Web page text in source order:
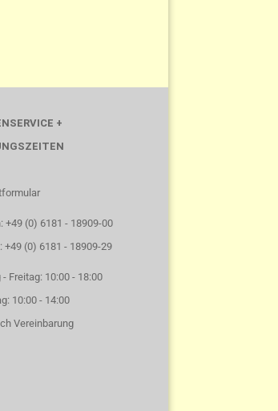
+
+49 (0) 6181 - 18909-00
+49 (0) 6181 - 18909-29
- Freitag: 10:00 - 18:00
10:00 - 14:00
Vereinbarung